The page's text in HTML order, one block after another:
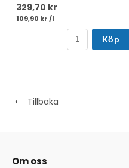
329,70 kr
109,90 kr /l
Köp
Tillbaka
Om oss